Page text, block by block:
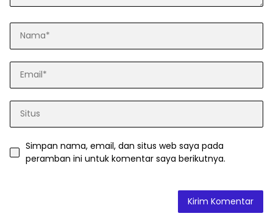
Simpan nama, email, dan situs web saya pada
peramban ini untuk komentar saya berikutnya.